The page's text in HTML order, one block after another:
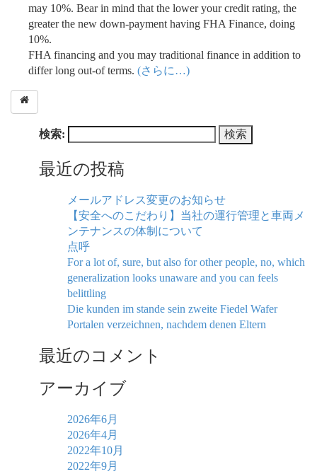
may 10%. Bear in mind that the lower your credit rating, the
greater the new down-payment having FHA Finance, doing
10%.
FHA financing and you may traditional finance in addition to
differ long out-of terms. (さらに…)
検索:
最近の投稿
メールアドレス変更のお知らせ
【安全へのこだわり】当社の運行管理と車両メ
ンテナンスの体制について
点呼
For a lot of, sure, but also for other people, no, which
generalization looks unaware and you can feels
belittling
Die kunden im stande sein zweite Fiedel Wafer
Portalen verzeichnen, nachdem denen Eltern
最近のコメント
アーカイブ
2026年6月
2026年4月
2022年10月
2022年9月